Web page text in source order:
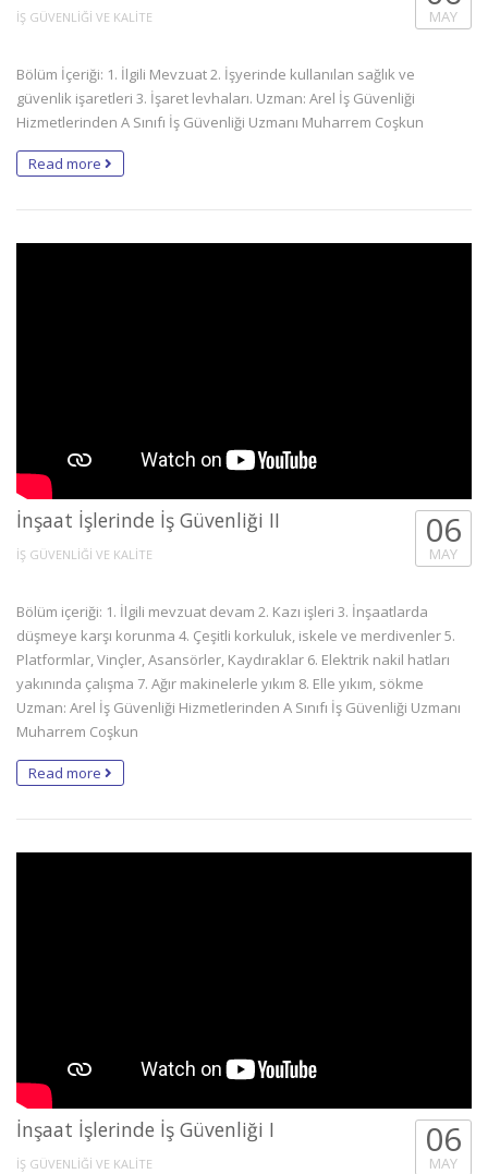
İŞ GÜVENLİĞİ VE KALİTE MAY
Bölüm İçeriği: 1. İlgili Mevzuat 2. İşyerinde kullanılan sağlık ve
güvenlik işaretleri 3. İşaret levhaları. Uzman: Arel İş Güvenliği
Hizmetlerinden A Sınıfı İş Güvenliği Uzmanı Muharrem Coşkun
Read more
İnşaat İşlerinde İş Güvenliği II
İŞ GÜVENLİĞİ VE KALİTE
06
MAY
Bölüm içeriği: 1. İlgili mevzuat devam 2. Kazı işleri 3. İnşaatlarda
düşmeye karşı korunma 4. Çeşitli korkuluk, iskele ve merdivenler 5.
Platformlar, Vinçler, Asansörler, Kaydıraklar 6. Elektrik nakil hatları
yakınında çalışma 7. Ağır makinelerle yıkım 8. Elle yıkım, sökme
Uzman: Arel İş Güvenliği Hizmetlerinden A Sınıfı İş Güvenliği Uzmanı
Muharrem Coşkun
Read more
İnşaat İşlerinde İş Güvenliği I
İŞ GÜVENLİĞİ VE KALİTE
06
MAY